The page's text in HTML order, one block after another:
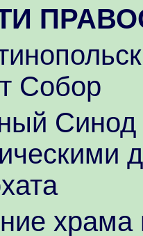
Собор
Синод
храма